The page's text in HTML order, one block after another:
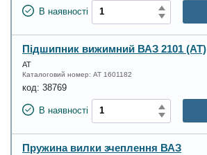
В наявності
Підшипник вижимний ВАЗ 2101 (АТ)
АТ
Каталоговий номер: AT 1601182
код: 38769
В наявності
Пружина вилки зчеплення ВАЗ